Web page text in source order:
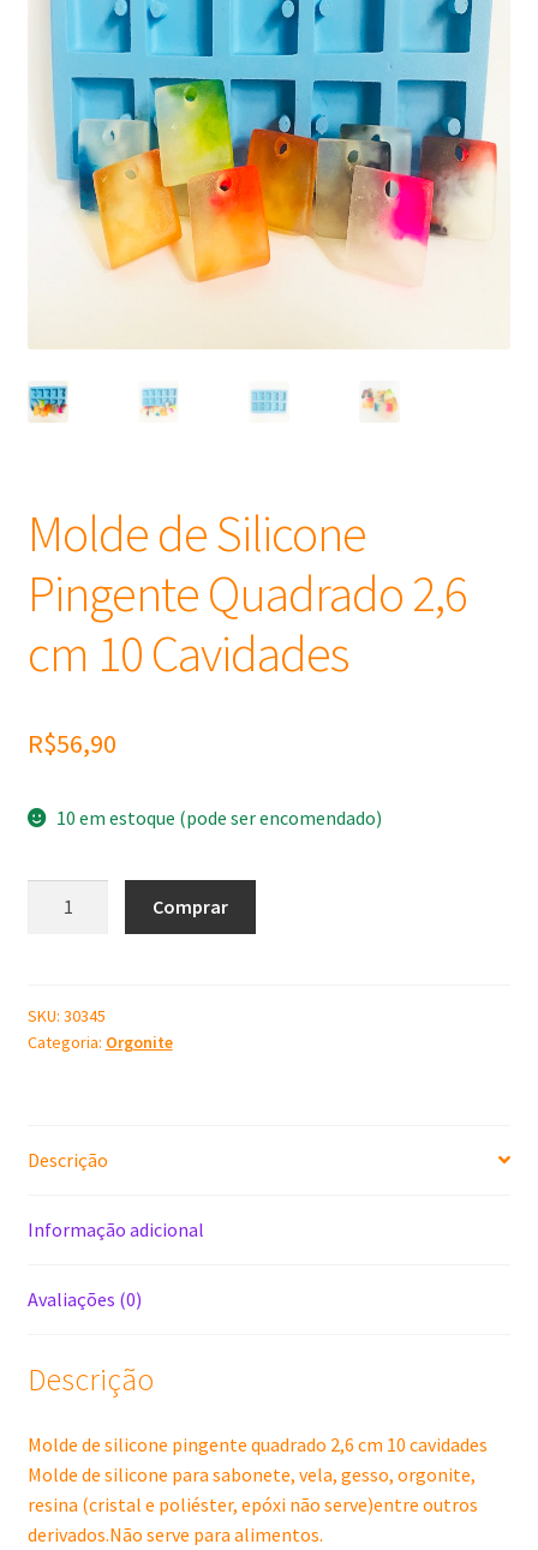
Frascos
Extratos
Matéria Prima
Corante, Pigmento e Óxido
Óleos
Molde de Silicone
Pingente Quadrado 2,6
cm 10 Cavidades
R$56,90
10 em estoque (pode ser encomendado)
Quadrado
2,6
quantidade
Comprar
SKU: 30345
Categoria: Orgonite
Descrição
Informação adicional
Avaliações (0)
Descrição
Molde de silicone pingente quadrado 2,6 cm 10 cavidades
Molde de silicone para sabonete, vela, gesso, orgonite,
resina (cristal e poliéster, epóxi não serve)entre outros
derivados.Não serve para alimentos.